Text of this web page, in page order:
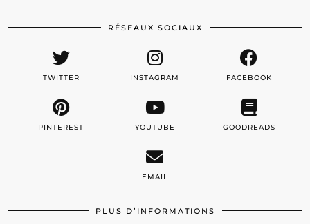
RÉSEAUX SOCIAUX
TWITTER INSTAGRAM FACEBOOK
PINTEREST YOUTUBE GOODREADS
EMAIL
PLUS D’INFORMATIONS